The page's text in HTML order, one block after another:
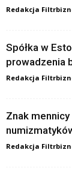
Redakcja
Spółka w
prowadzenia
Redakcja
Znak
Redakcja